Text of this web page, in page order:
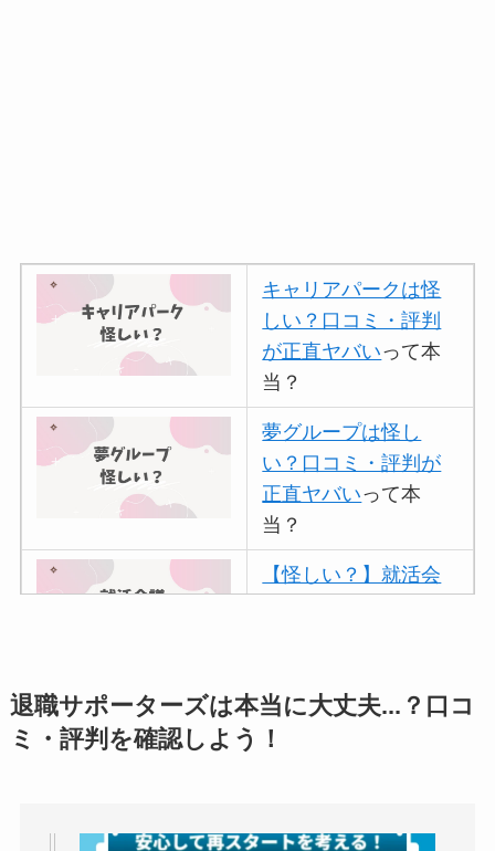
キャリアパークは怪
しい？口コミ・評判
が正直ヤバいって本
当？
夢グループは怪し
い？口コミ・評判が
正直ヤバいって本
当？
【怪しい？】就活会
アトムクリニックは
怪しい？口コミ・評
【怪しい？】帝国デ
退職サポーターズは本当に大丈夫...？口コ
ミ・評判を確認しよう！